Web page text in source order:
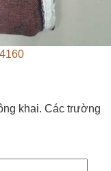
khai. Các trường